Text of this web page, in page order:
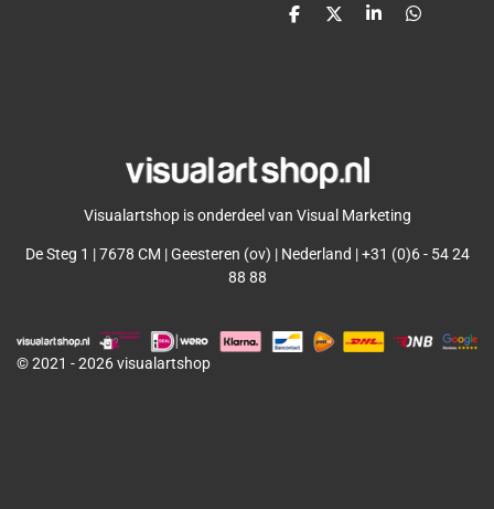
D
D
S
D
Visualartshop is onderdeel van Visual Marketing
De Steg 1 | 7678 CM | Geesteren (ov) | Nederland | +31 (0)6 - 54 24
88 88
© 2021 - 2026 visualartshop